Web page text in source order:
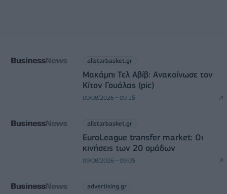
allstarbasket.gr
Μακάμπι Τελ Αβίβ: Ανακοίνωσε τον
Κίτον Γουάλας (pic)
09/08/2026 - 09:15
allstarbasket.gr
EuroLeague transfer market: Οι
κινήσεις των 20 ομάδων
09/08/2026 - 09:05
advertising.gr